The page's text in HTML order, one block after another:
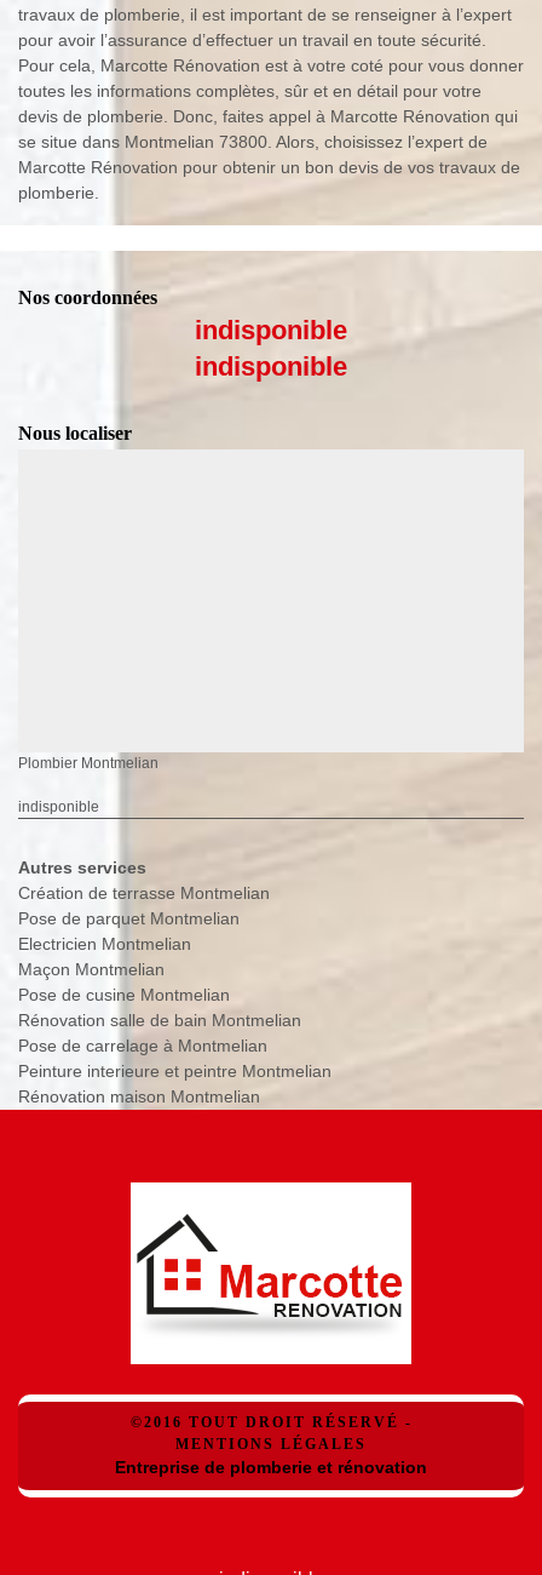
travaux de plomberie, il est important de se renseigner à l’expert
pour avoir l’assurance d’effectuer un travail en toute sécurité.
Pour cela, Marcotte Rénovation est à votre coté pour vous donner
toutes les informations complètes, sûr et en détail pour votre
devis de plomberie. Donc, faites appel à Marcotte Rénovation qui
se situe dans Montmelian 73800. Alors, choisissez l’expert de
Marcotte Rénovation pour obtenir un bon devis de vos travaux de
plomberie.
Nos coordonnées
indisponible
indisponible
Nous localiser
Plombier Montmelian
indisponible
Autres services
Création de terrasse Montmelian
Pose de parquet Montmelian
Electricien Montmelian
Maçon Montmelian
Pose de cusine Montmelian
Rénovation salle de bain Montmelian
Pose de carrelage à Montmelian
Peinture interieure et peintre Montmelian
Rénovation maison Montmelian
©2016 TOUT DROIT RÉSERVÉ -
MENTIONS LÉGALES
Entreprise de plomberie et rénovation